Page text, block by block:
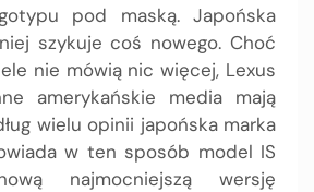
pod maską. Japońska
szykuje coś nowego. Choć
nie mówią nic więcej, Lexus
amerykańskie media mają
wielu opinii japońska marka
w ten sposób model IS
najmocniejszą wersję